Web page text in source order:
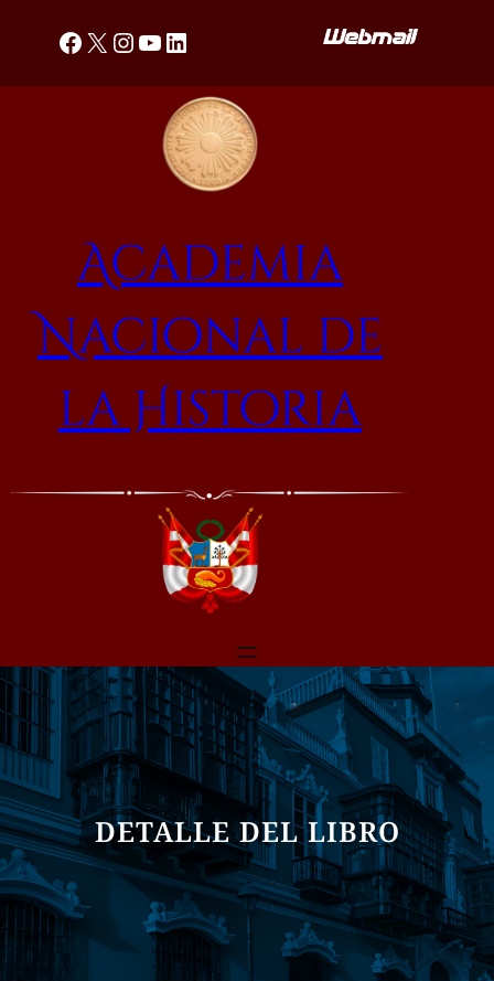
Facebook
X Instagram
YouTube
LinkedIn
Academia
Nacional de
la Historia
DETALLE DEL LIBRO